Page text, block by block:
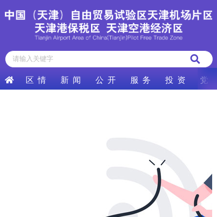
区 情 新 闻 公 开 服 务 投 资 党